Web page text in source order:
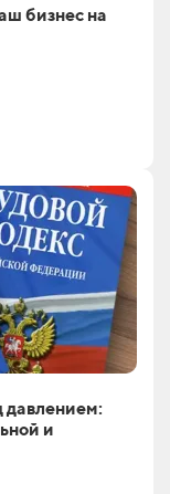
бизнес на
давлением:
и